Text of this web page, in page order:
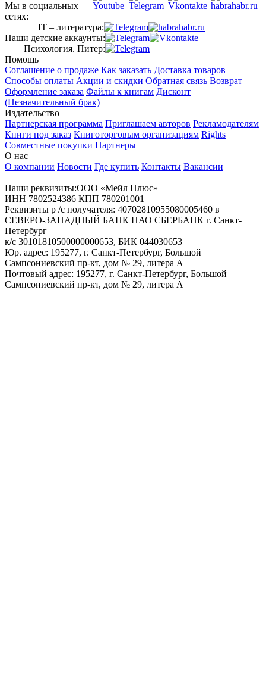
Мы в социальных
сетях:
IT – литература:
Наши детские аккаунты:
Психология. Питер:
Помощь
Соглашение о продаже Как заказать Доставка товаров
Способы оплаты Акции и скидки Обратная связь Возврат
Оформление заказа Файлы к книгам Дисконт
(Незначительный брак)
Издательство
Партнерская программа Приглашаем авторов Рекламодателям
Книги под заказ Книготорговым организациям Rights
Совместные покупки Партнеры
О нас
О компании Новости Где купить Контакты Вакансии
Наши реквизиты:ООО «Мейл Плюс»
ИНН 7802524386 КПП 780201001
Реквизиты р /с получателя: 40702810955080005460 в
СЕВЕРО-ЗАПАДНЫЙ БАНК ПАО СБЕРБАНК г. Санкт-
Петербург
к/с 30101810500000000653, БИК 044030653
Юр. адрес: 195277, г. Санкт-Петербург, Большой
Сампсониевский пр-кт, дом № 29, литера А
Почтовый адрес: 195277, г. Санкт-Петербург, Большой
Сампсониевский пр-кт, дом № 29, литера А